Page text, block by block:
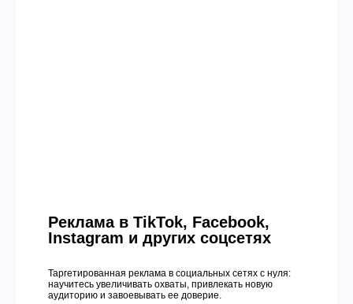
Реклама в TikTok, Facebook,
Instagram и других соцсетях
Таргетированная реклама в социальных сетях с нуля:
научитесь увеличивать охваты, привлекать новую
аудиторию и завоевывать ее доверие.